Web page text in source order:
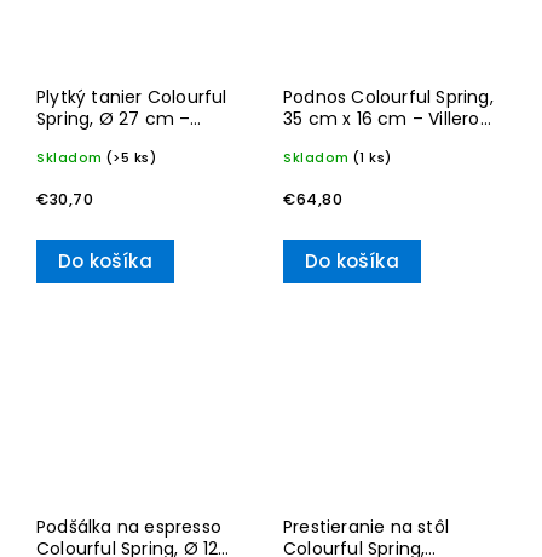
Plytký tanier Colourful
Spring, Ø 27 cm –
Skladom (>5 ks)
€30,70
Do košíka
Podnos Colourful Spring,
35 cm x 16 cm – Villeroy
Skladom (1 ks)
€64,80
Do košíka
Podšálka na espresso
Colourful Spring, Ø 12
Prestieranie na stôl
Colourful Spring,